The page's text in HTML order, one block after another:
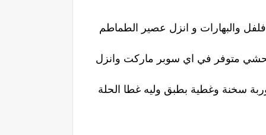
والبهارات و انزل عصير الطماطم
متوفر في اي سوبر ماركت وانزل
سخنة وغطية بطبق وليه غطا الحلة